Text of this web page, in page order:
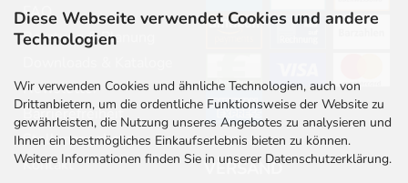
Diese Webseite verwendet Cookies und andere
Technologien
Wir verwenden Cookies und ähnliche Technologien, auch von
Drittanbietern, um die ordentliche Funktionsweise der Website zu
gewährleisten, die Nutzung unseres Angebotes zu analysieren und
Ihnen ein bestmögliches Einkaufserlebnis bieten zu können.
Weitere Informationen finden Sie in unserer Datenschutzerklärung.
FAQ
Beratung & Planung
Newsletter
Barrierefreiheit
Stellenangebote
Kontakt
VERSAND